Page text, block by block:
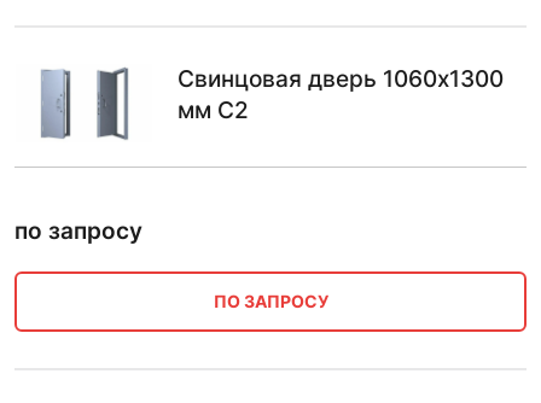
Свинцовая дверь 1060х1300
мм С2
по запросу
ПО ЗАПРОСУ